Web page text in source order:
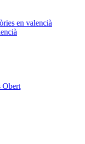
en valencià
Obert